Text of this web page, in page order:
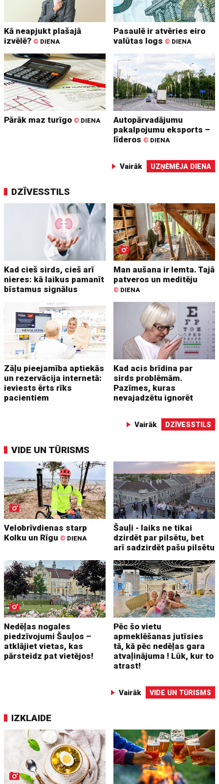
Kā neapjukt plašajā
izvēlē? © DIENA
Pasaulē ir atvēries eiro
valūtas logs © DIENA
Pārāk maz turīgo © DIENA
Autopārvadājumu
pakalpojumu eksports –
līderos © DIENA
Vairāk UZŅĒMĒJA DIENA
DZĪVESSTILS
Kad cieš sirds, cieš arī
nieres: kā laikus pamanīt
bīstamus signālus
Man aušana ir lemta. Tajā
patveros un meditēju
© DIENA
Zāļu pieejamība aptiekās
un rezervācija internetā:
ieviests ērts rīks
pacientiem
Kad acis brīdina par
sirds problēmām.
Pazīmes, kuras
nevajadzētu ignorēt
Vairāk DZĪVESSTILS
VIDE UN TŪRISMS
Velobrīvdienas starp
Kolku un Rīgu © DIENA
Šauļi - laiks ne tikai
dzirdēt par pilsētu, bet
arī sadzirdēt pašu pilsētu
Nedēļas nogales
piedzīvojumi Šauļos –
atklājiet vietas, kas
pārsteidz pat vietējos!
Pēc šo vietu
apmeklēšanas jutīsies
tā, kā pēc nedēļas gara
atvaļinājuma ! Lūk, kur to
atrast!
Vairāk VIDE UN TŪRISMS
IZKLAIDE